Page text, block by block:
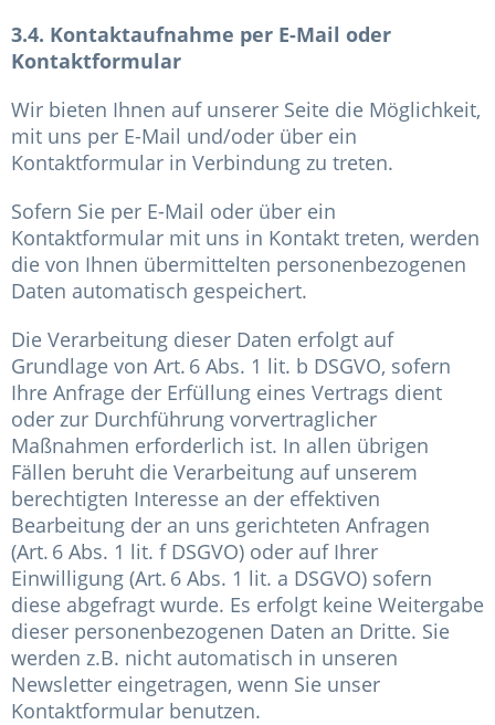
3.4. Kontaktaufnahme per E-Mail oder
Kontaktformular
Wir bieten Ihnen auf unserer Seite die Möglichkeit,
mit uns per E-Mail und/oder über ein
Kontaktformular in Verbindung zu treten.
Sofern Sie per E-Mail oder über ein
Kontaktformular mit uns in Kontakt treten, werden
die von Ihnen übermittelten personenbezogenen
Daten automatisch gespeichert.
Die Verarbeitung dieser Daten erfolgt auf
Grundlage von Art. 6 Abs. 1 lit. b DSGVO, sofern
Ihre Anfrage der Erfüllung eines Vertrags dient
oder zur Durchführung vorvertraglicher
Maßnahmen erforderlich ist. In allen übrigen
Fällen beruht die Verarbeitung auf unserem
berechtigten Interesse an der effektiven
Bearbeitung der an uns gerichteten Anfragen
(Art. 6 Abs. 1 lit. f DSGVO) oder auf Ihrer
Einwilligung (Art. 6 Abs. 1 lit. a DSGVO) sofern
diese abgefragt wurde. Es erfolgt keine Weitergabe
dieser personenbezogenen Daten an Dritte. Sie
werden z.B. nicht automatisch in unseren
Newsletter eingetragen, wenn Sie unser
Kontaktformular benutzen.